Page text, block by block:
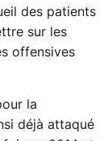
des patients
sur les
offensives
la
déjà attaqué